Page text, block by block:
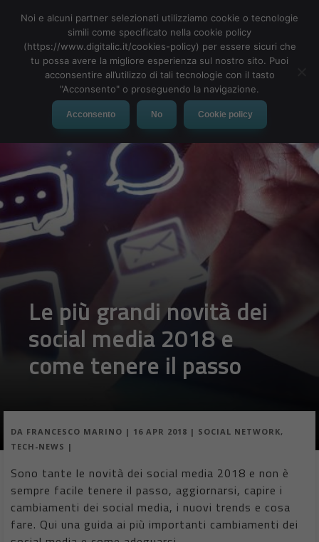
MENU
Le più grandi novità dei
social media 2018 e
come tenere il passo
DA FRANCESCO MARINO | 16 APR 2018 | SOCIAL NETWORK,
TECH-NEWS |
Sono tante le novità dei social media 2018 e non è
sempre facile tenere il passo, aggiornarsi, capire i
cambiamenti dei social media, i nuovi trends e cosa
fare. Qui una guida ai più importanti cambiamenti dei
Noi e alcuni partner selezionati utilizziamo cookie o tecnologie
simili come specificato nella cookie policy
(https://www.digitalic.it/cookies-policy) per essere sicuri che
tu possa avere la migliore esperienza sul nostro sito. Puoi
acconsentire all’utilizzo di tali tecnologie con il tasto
"Acconsento" o proseguendo la navigazione.
Acconsento No Cookie policy